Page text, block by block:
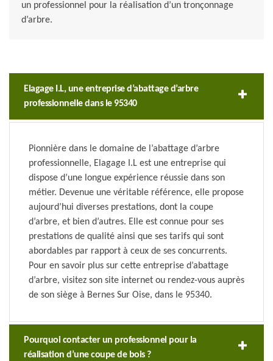
un professionnel pour la réalisation d’un tronçonnage
d’arbre.
Elagage I.L, une entreprise d’abattage d’arbre
professionnelle dans le 95340
Pionnière dans le domaine de l’abattage d’arbre
professionnelle, Elagage I.L est une entreprise qui
dispose d’une longue expérience réussie dans son
métier. Devenue une véritable référence, elle propose
aujourd’hui diverses prestations, dont la coupe
d’arbre, et bien d’autres. Elle est connue pour ses
prestations de qualité ainsi que ses tarifs qui sont
abordables par rapport à ceux de ses concurrents.
Pour en savoir plus sur cette entreprise d’abattage
d’arbre, visitez son site internet ou rendez-vous auprès
de son siège à Bernes Sur Oise, dans le 95340.
Pourquoi contacter un professionnel pour la
réalisation d’une coupe de bois ?